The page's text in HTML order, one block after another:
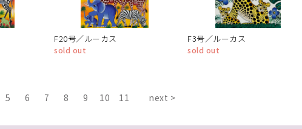
F20号／ルーカス
sold out
F3号／ルーカス
sold out
5 6 7 8 9 10 11 next >